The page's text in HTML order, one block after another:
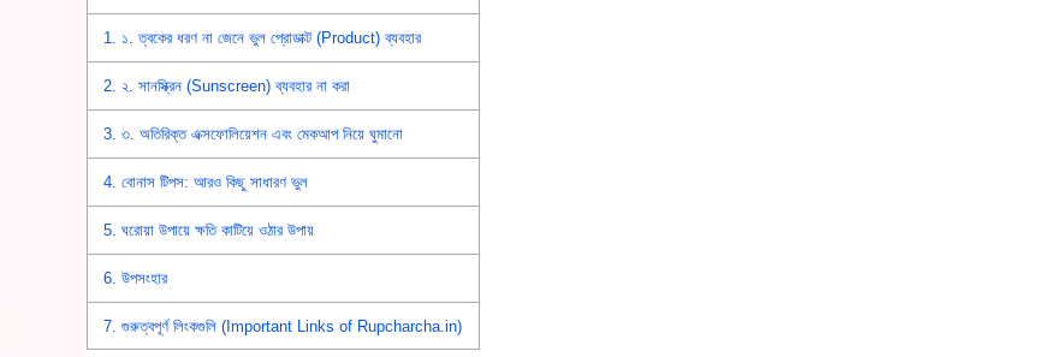
1. ১. ত্বকের ধরণ না জেনে ভুল প্রোডাক্ট (Product) ব্যবহার
2. ২. সানস্ক্রিন (Sunscreen) ব্যবহার না করা
3. ৩. অতিরিক্ত এক্সফোলিয়েশন এবং মেকআপ নিয়ে ঘুমানো
4. বোনাস টিপস: আরও কিছু সাধারণ ভুল
5. ঘরোয়া উপায়ে ক্ষতি কাটিয়ে ওঠার উপায়
6. উপসংহার
7. গুরুত্বপূর্ণ লিংকগুলি (Important Links of Rupcharcha.in)